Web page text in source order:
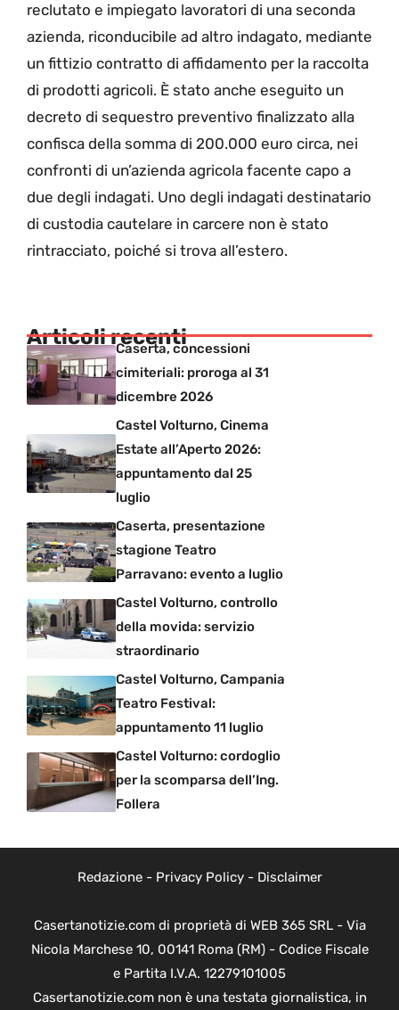
reclutato e impiegato lavoratori di una seconda
azienda, riconducibile ad altro indagato, mediante
un fittizio contratto di affidamento per la raccolta
di prodotti agricoli. È stato anche eseguito un
decreto di sequestro preventivo finalizzato alla
confisca della somma di 200.000 euro circa, nei
confronti di un’azienda agricola facente capo a
due degli indagati. Uno degli indagati destinatario
di custodia cautelare in carcere non è stato
rintracciato, poiché si trova all’estero.
Articoli recenti
Caserta, concessioni
cimiteriali: proroga al 31
dicembre 2026
Castel Volturno, Cinema
Estate all’Aperto 2026:
appuntamento dal 25
luglio
Caserta, presentazione
stagione Teatro
Parravano: evento a luglio
Castel Volturno, controllo
della movida: servizio
straordinario
Castel Volturno, Campania
Teatro Festival:
appuntamento 11 luglio
Castel Volturno: cordoglio
per la scomparsa dell’Ing.
Follera
Redazione- Privacy Policy- Disclaimer
Casertanotizie.com di proprietà di WEB 365 SRL - Via
Nicola Marchese 10, 00141 Roma (RM) - Codice Fiscale
e Partita I.V.A. 12279101005
Casertanotizie.com non è una testata giornalistica, in